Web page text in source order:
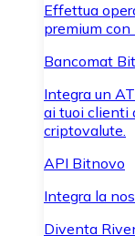
Effettua
premium con
Bancomat
Integra un
ai tuoi clienti
criptovalute.
API Bitnovo
Integra la
Diventa